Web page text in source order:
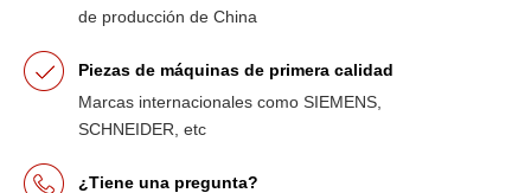
de producción de China
Piezas de máquinas de primera calidad
Marcas internacionales como SIEMENS,
SCHNEIDER, etc
¿Tiene una pregunta?